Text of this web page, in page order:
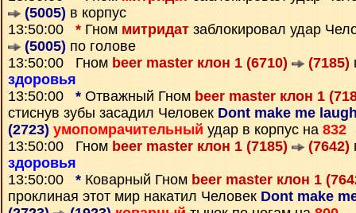
(5005) в корпус
13:50:00 * Гном митридат заблокировал удар
(5005) по голове
13:50:00 Гном beer master клон 1 (6710) (7185)
здоровья
13:50:00 * Отважный Гном beer master клон 1
стиснув зубы засадил Человек Dont make me
(2723) умопомрачительный удар в корпус на 832
13:50:00 Гном beer master клон 1 (7185) (7642)
здоровья
13:50:00 * Коварный Гном beer master клон 1
проклиная этот мир накатил Человек Dont make